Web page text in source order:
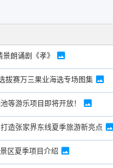
朗诵剧《孝》
拔赛万三果业海选专场图集
等游乐项目即将开放！
造张家界东线夏季旅游新亮点
区夏季项目介绍